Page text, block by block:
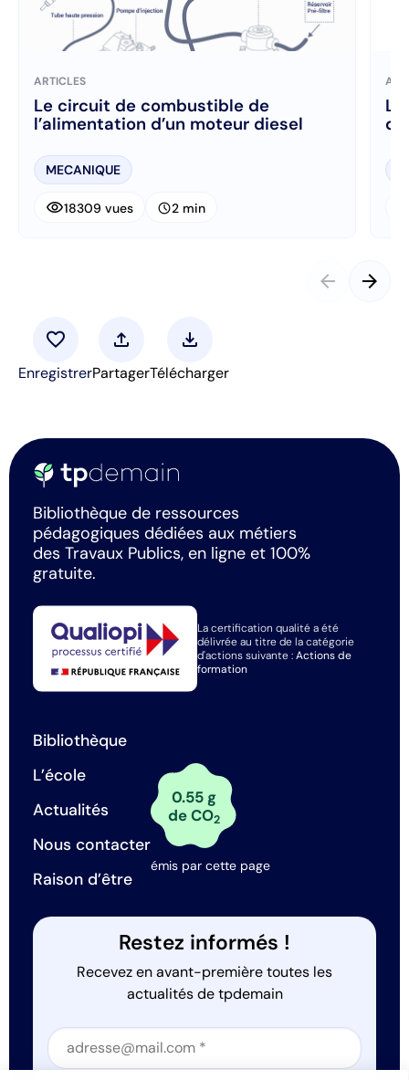
ARTICLES
Le circuit de combustible de
l’alimentation d’un moteur diesel
MECANIQUE
visibility18309 vues schedule2 min
arrow_back arrow_forward
favorite
Enregistrer
upload
Partager
download
Télécharger
Bibliothèque de ressources
pédagogiques dédiées aux métiers
des Travaux Publics, en ligne et 100%
gratuite.
La certification qualité a été
délivrée au titre de la catégorie
d'actions suivante :Actions de
formation
Bibliothèque
L’école
Actualités
Nous contacter
Raison d’être
0.55 g
de CO2
émis par cette page
Restez informés !
Recevez en avant-première toutes les
actualités de tpdemain
Section